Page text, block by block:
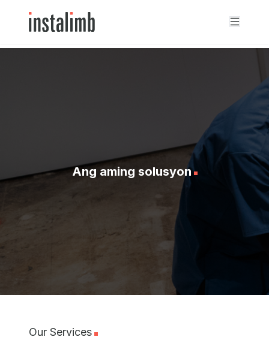
Ang aming solusyon
Our Services